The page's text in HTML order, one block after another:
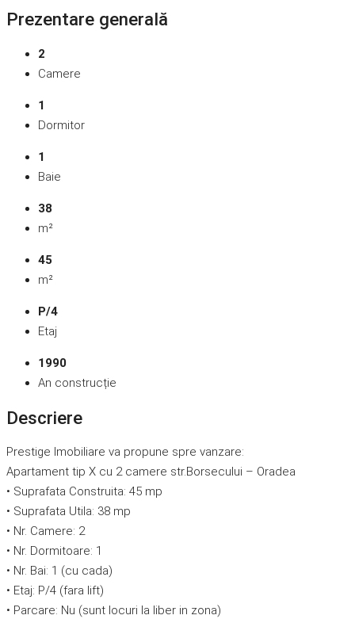
Prezentare generală
2
Camere
1
Dormitor
1
Baie
38
m²
45
m²
P/4
Etaj
1990
An construcție
Descriere
Prestige Imobiliare va propune spre vanzare:
Apartament tip X cu 2 camere str.Borsecului – Oradea
• Suprafata Construita: 45 mp
• Suprafata Utila: 38 mp
• Nr. Camere: 2
• Nr. Dormitoare: 1
• Nr. Bai: 1 (cu cada)
• Etaj: P/4 (fara lift)
• Parcare: Nu (sunt locuri la liber in zona)